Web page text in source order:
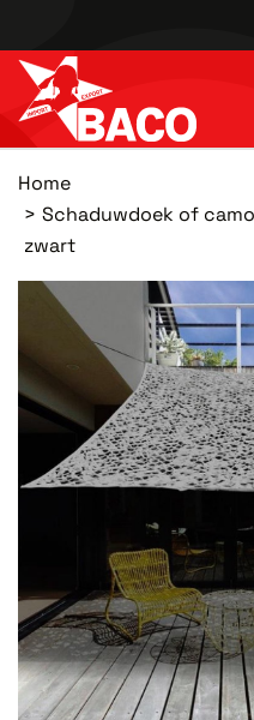
Home
Schaduwdoek of
zwart